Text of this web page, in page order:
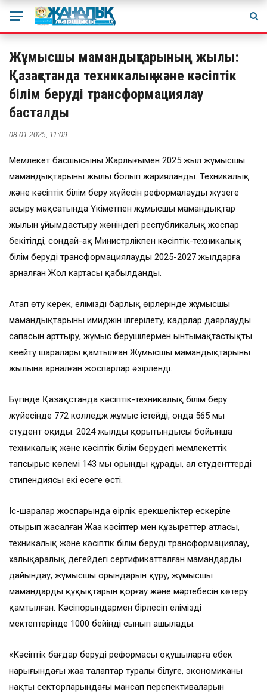
Жұмысшы мамандықтарының жылы:
Қазақстанда техникалық және кәсіптік
білім беруді трансформациялау
басталды
08.01.2025, 11:09
Мемлекет басшысының Жарлығымен 2025 жыл жұмысшы
мамандықтарының жылы болып жарияланды. Техникалық
және кәсіптік білім беру жүйесін реформалауды жүзеге
асыру мақсатында Үкіметпен жұмысшы мамандықтар
жылын ұйымдастыру жөніндегі республикалық жоспар
бекітілді, сондай-ақ Министрлікпен кәсіптік-техникалық
білім беруді трансформациялаудың 2025-2027 жылдарға
арналған Жол картасы қабылданды.
Атап өту керек, еліміздің барлық өңірлерінде жұмысшы
мамандықтарының имиджін ілгерілету, кадрлар даярлаудың
сапасын арттыру, жұмыс берушілермен ынтымақтастықты
кеңейту шаралары қамтылған Жұмысшы мамандықтарының
жылына арналған жоспарлар әзірленді.
Бүгінде Қазақстанда кәсіптік-техникалық білім беру
жүйесінде 772 колледж жұмыс істейді, онда 565 мың
студент оқиды. 2024 жылдың қорытындысы бойынша
техникалық және кәсіптік білім берудегі мемлекеттік
тапсырыс көлемі 143 мың орынды құрады, ал студенттердің
стипендиясы екі есеге өсті.
Іс-шаралар жоспарында өңірлік ерекшеліктер ескеріле
отырып жасалған Жаңа кәсіптер мен құзыреттер атласы,
техникалық және кәсіптік білім беруді трансформациялау,
халықаралық деңгейдегі сертификатталған мамандарды
дайындау, жұмысшы орындарын құру, жұмысшы
мамандардың құқықтарын қорғау және мәртебесін көтеру
қамтылған. Кәсіпорындармен бірлесіп еліміздің
мектептерінде 1000 бейінді сынып ашылады.
«Кәсіптік бағдар берудің реформасы оқушыларға еңбек
нарығындағы жаңа талаптар туралы білуге, экономиканың
нақты секторларындағы мансап перспективаларын